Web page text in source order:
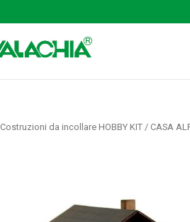
Costruzioni da incollare HOBBY KIT / CASA